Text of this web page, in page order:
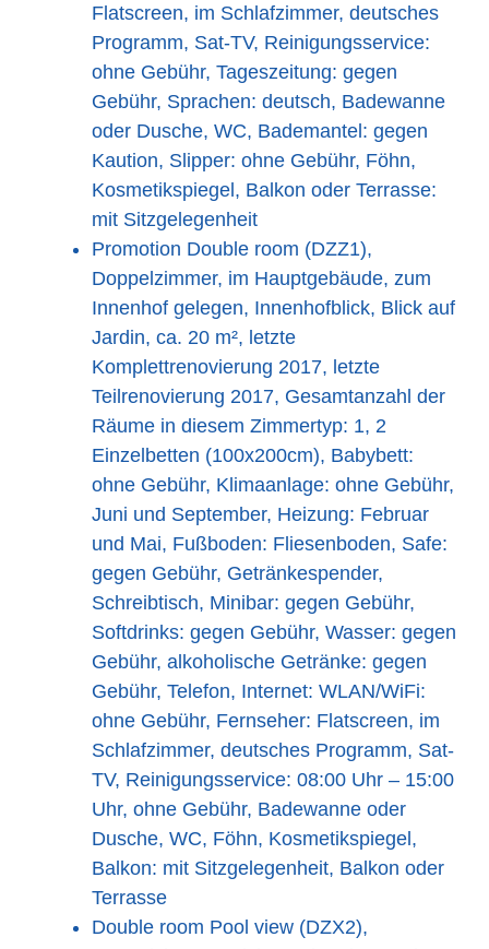
Flatscreen, im Schlafzimmer, deutsches
Programm, Sat-TV, Reinigungsservice:
ohne Gebühr, Tageszeitung: gegen
Gebühr, Sprachen: deutsch, Badewanne
oder Dusche, WC, Bademantel: gegen
Kaution, Slipper: ohne Gebühr, Föhn,
Kosmetikspiegel, Balkon oder Terrasse:
mit Sitzgelegenheit
Promotion Double room (DZZ1),
Doppelzimmer, im Hauptgebäude, zum
Innenhof gelegen, Innenhofblick, Blick auf
Jardin, ca. 20 m², letzte
Komplettrenovierung 2017, letzte
Teilrenovierung 2017, Gesamtanzahl der
Räume in diesem Zimmertyp: 1, 2
Einzelbetten (100x200cm), Babybett:
ohne Gebühr, Klimaanlage: ohne Gebühr,
Juni und September, Heizung: Februar
und Mai, Fußboden: Fliesenboden, Safe:
gegen Gebühr, Getränkespender,
Schreibtisch, Minibar: gegen Gebühr,
Softdrinks: gegen Gebühr, Wasser: gegen
Gebühr, alkoholische Getränke: gegen
Gebühr, Telefon, Internet: WLAN/WiFi:
ohne Gebühr, Fernseher: Flatscreen, im
Schlafzimmer, deutsches Programm, Sat-
TV, Reinigungsservice: 08:00 Uhr – 15:00
Uhr, ohne Gebühr, Badewanne oder
Dusche, WC, Föhn, Kosmetikspiegel,
Balkon: mit Sitzgelegenheit, Balkon oder
Terrasse
Double room Pool view (DZX2),